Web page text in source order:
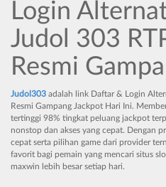
Login
Judol 303
Resmi
Judol303 adalah link Daftar & Login
Resmi Gampang Jackpot Hari Ini.
tertinggi 98% tingkat peluang jackpot
nonstop dan akses yang cepat. Dengan
cepat serta pilihan game dari provider
favorit bagi pemain yang mencari situs
maxwin lebih besar setiap hari.